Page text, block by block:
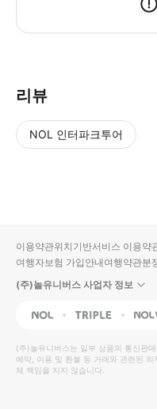
리뷰
NOL 인터파크투어
입니
다.
높
은
순
동
영
상
순
상
이용약관위치기반서비스 이용약
여행자보험 가입안내여행약관분
(주)놀유니버스 사업자 정보
NOL Triple
(주)놀유니버스는 일부 상품의 통신판
예약, 이용 및 환불 등 거래와 관련된
체 책임을 지지 않습니다.